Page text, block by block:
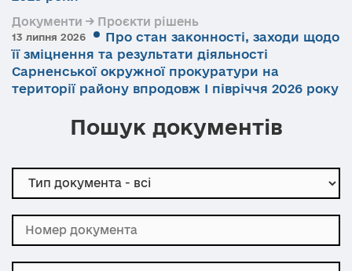
Документи → Проєкти рішень
13 липня 2026
Про стан законності, заходи щодо
її зміцнення та результати діяльності
Сарненської окружної прокуратури на
території району впродовж І півріччя 2026 року
Пошук документів